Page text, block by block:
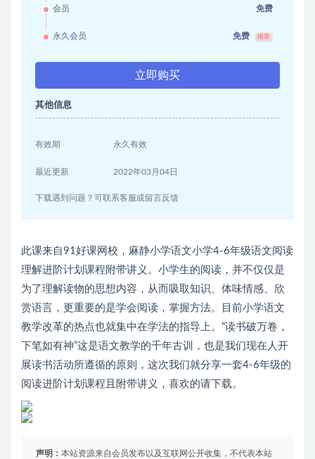
会员 免费
永久会员 免费 推荐
立即购买
其他信息
有效期 永久有效
最近更新 2022年03月04日
下载遇到问题？可联系客服或留言反馈
此课来自91好课网校，麻静小学语文小学4-6年级语文阅读
理解进阶计划课程附带讲义。小学生的阅读，并不仅仅是
为了理解读物的思想内容，从而吸取知识、体味情感、欣
赏语言，更重要的是学会阅读，掌握方法。目前小学语文
教学改革的热点也就集中在学法的指导上。“读书破万卷，
下笔如有神”这是语文教学的千年古训，也是我们现在人开
展读书活动所遵循的原则，这次我们就分享一套4-6年级的
阅读进阶计划课程且附带讲义，喜欢的请下载。
声明： 本站资源来自会员发布以及互联网公开收集，不代表本站